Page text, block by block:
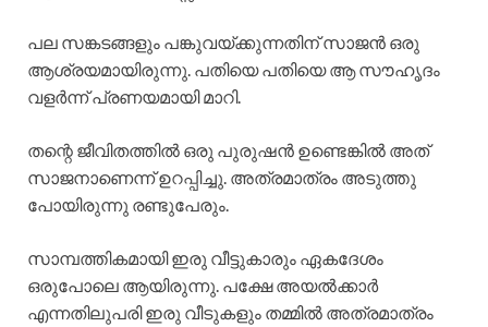
പല സങ്കടങ്ങളും പങ്കുവയ്ക്കുന്നതിന് സാജൻ ഒരു
ആശ്രയമായിരുന്നു. പതിയെ പതിയെ ആ സൗഹൃദം
വളർന്ന് പ്രണയമായി മാറി.
തന്റെ ജീവിതത്തിൽ ഒരു പുരുഷൻ ഉണ്ടെങ്കിൽ അത്
സാജനാണെന്ന് ഉറപ്പിച്ചു. അത്രമാത്രം അടുത്തു
പോയിരുന്നു രണ്ടുപേരും.
സാമ്പത്തികമായി ഇരു വീട്ടുകാരും ഏകദേശം
ഒരുപോലെ ആയിരുന്നു. പക്ഷേ അയൽക്കാർ
എന്നതിലുപരി ഇരു വീടുകളും തമ്മിൽ അത്രമാത്രം